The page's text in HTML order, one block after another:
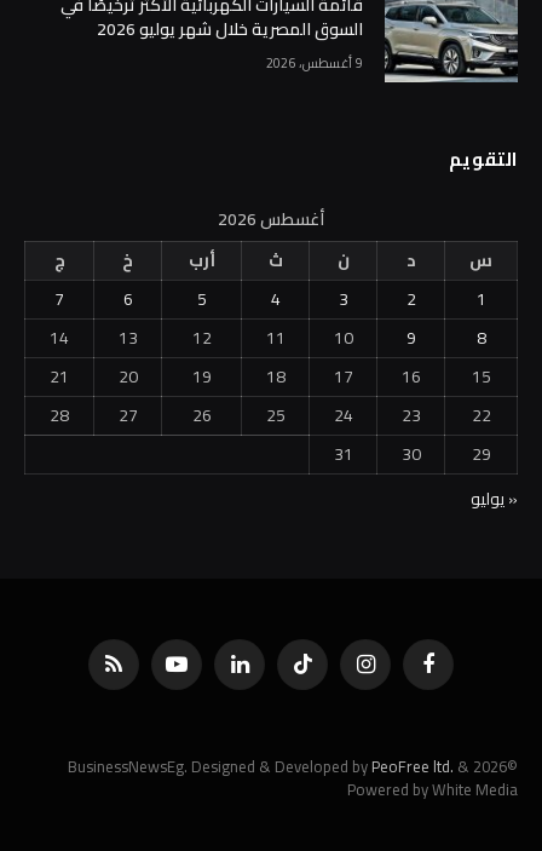
السوق المصرية خلال شهر يوليو 2026
9 أغسطس، 2026
التقويم
أغسطس 2026
س
د ن ث أرب خ
ج
1
2
3
4
5
6
7
8
9
10
11
12
13
14
15
16
17
18
19
20
21
22
23
24
25
26
27
28
29
30
31
« يوليو
فيسبوك الانستغرامتيكتوك لينكدإن يوتيوب RSS
©2026 BusinessNewsEg. Designed & Developed by
PeoFree ltd. &
Powered by White Media